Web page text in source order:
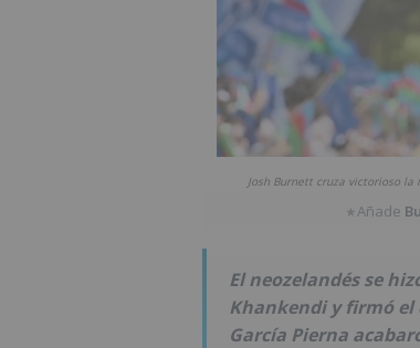
Josh Burnett cruza victorioso la
★Añade
El neozelandés se
Khankendi y firmó el
García Pierna